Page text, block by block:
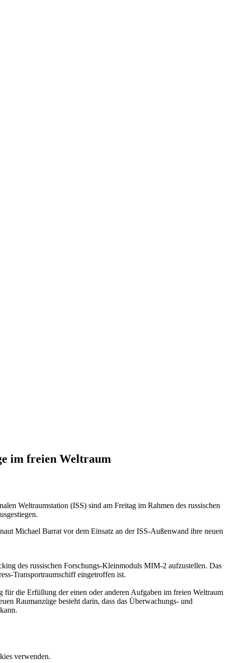
im freien Weltraum
Weltraumstation (ISS) sind am Freitag im Rahmen des russischen
Michael Barrat vor dem Einsatz an der ISS-Außenwand ihre neuen
des russischen Forschungs-Kleinmoduls MIM-2 aufzustellen. Das
Transportraumschiff eingetroffen ist.
die Erfüllung der einen oder anderen Aufgaben im freien Weltraum
Raumanzüge besteht darin, dass das Überwachungs- und
verwenden.